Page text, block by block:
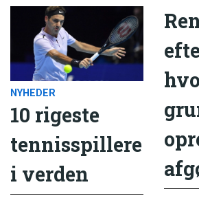
NYHEDER
10 rigeste
tennisspillere
i verden